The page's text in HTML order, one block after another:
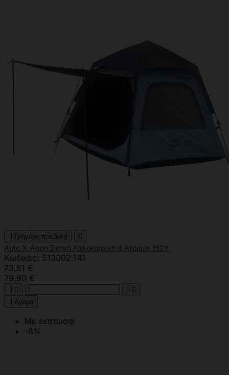
 Γρήγορη προβολή 
Auto X-Agon Σκηνή Καλοκαιρινή 4 Ατόμων 152Υ
Κωδικός: 513002.141
73,51 €
79,90 €
   
 Αγορά
Με έκπτωση!
-8%